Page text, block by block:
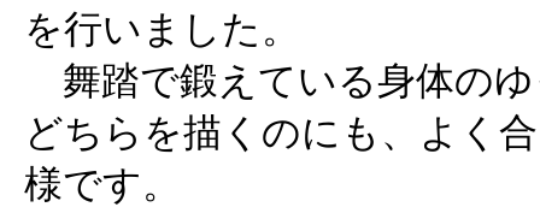
を行いました。
舞踏で鍛えている身体の
どちらを描くのにも、よく
様です。